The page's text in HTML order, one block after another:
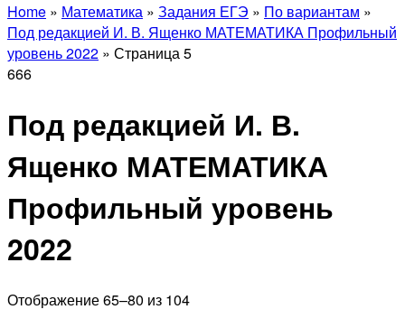
Home » Математика » Задания ЕГЭ » По вариантам »
Под редакцией И. В. Ященко МАТЕМАТИКА Профильный
уровень 2022 » Страница 5
666
Под редакцией И. В.
Ященко МАТЕМАТИКА
Профильный уровень
2022
Отображение 65–80 из 104